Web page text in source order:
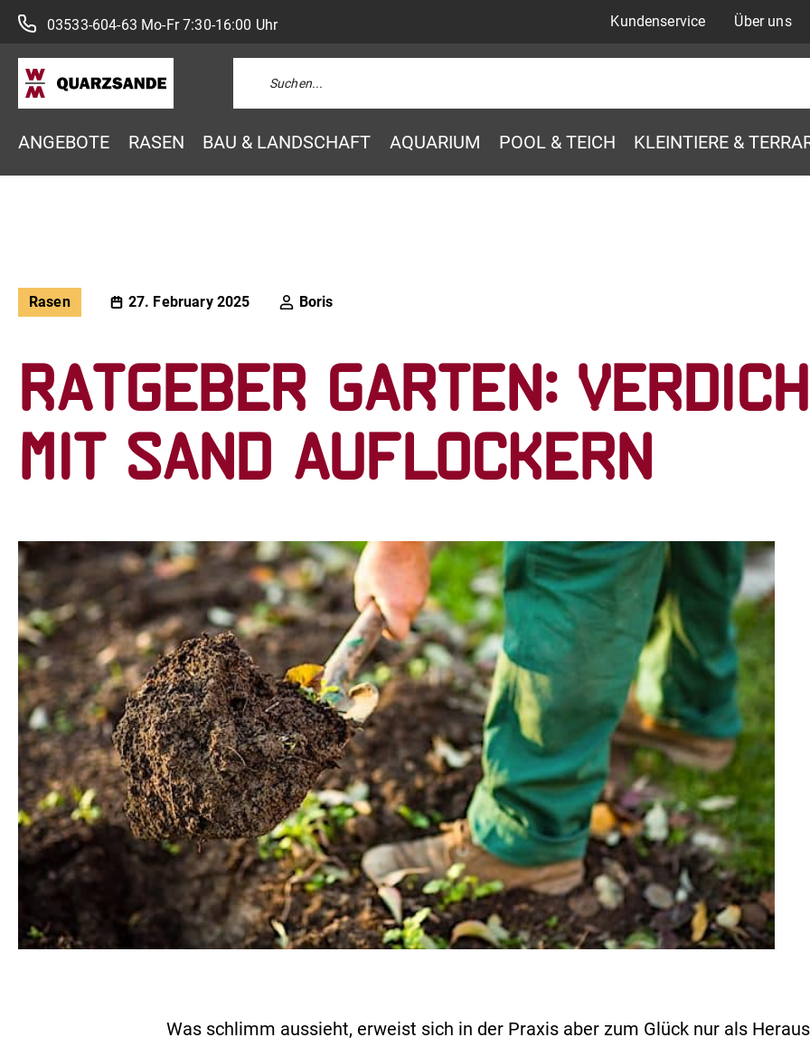
03533-604-63 Mo-Fr 7:30-16:00 Uhr Kundenservice Über uns
ANGEBOTE RASEN BAU & LANDSCHAFT AQUARIUM POOL & TEICH KLEINTIERE &
Rasen 27. February 2025 Boris
Ratgeber Garten:
mit Sand auflockern
Was schlimm aussieht, erweist sich in der Praxis aber zum Glück nur als